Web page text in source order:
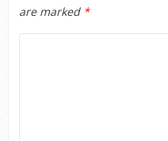
are marked *